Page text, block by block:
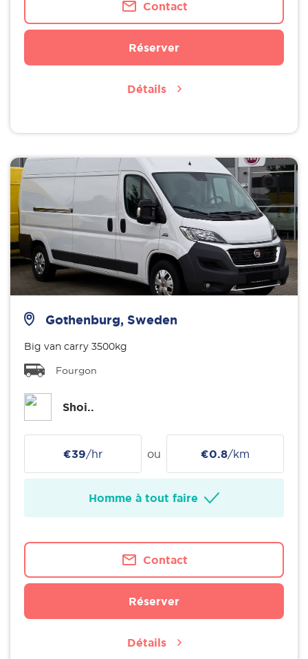
Contact
Réserver
Détails
Gothenburg, Sweden
Big van carry 3500kg
Fourgon
Shoi..
€39/hr ou €0.8/km
Homme à tout faire
Contact
Réserver
Détails